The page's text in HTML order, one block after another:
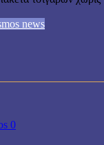
news
0